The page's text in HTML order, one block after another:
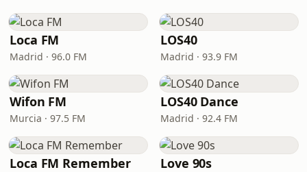
Loca FM
Madrid · 96.0 FM
LOS40
Madrid · 93.9 FM
Wifon FM
Murcia · 97.5 FM
LOS40 Dance
Madrid · 92.4 FM
Loca FM Remember Love 90s